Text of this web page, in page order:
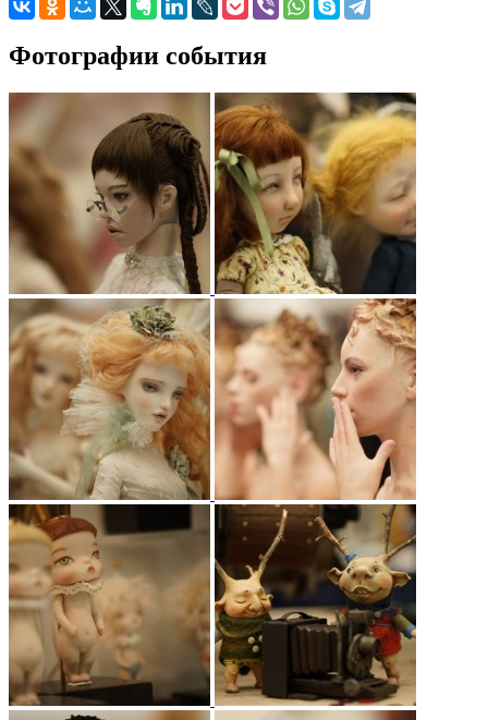
Фотографии события